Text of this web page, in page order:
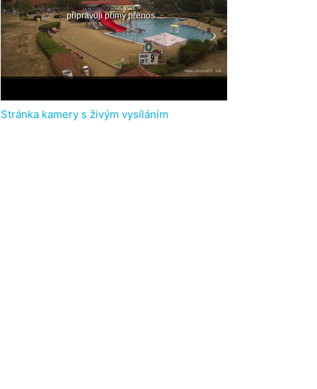
Stránka kamery s živým vysíláním